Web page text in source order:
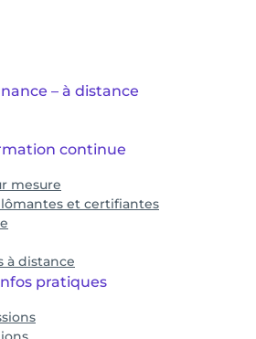
– à distance
continue
mesure
et certifiantes
à distance
pratiques